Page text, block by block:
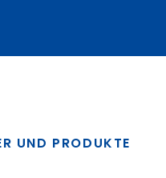
UND PRODUKTE